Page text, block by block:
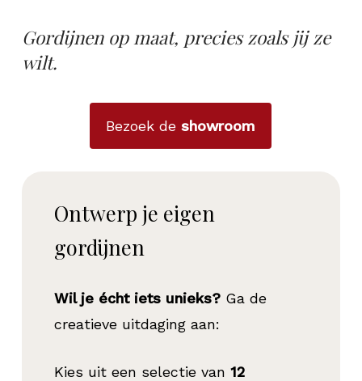
Gordijnen op maat, precies zoals jij ze
wilt.
Bezoek deshowroom
Ontwerp je eigen
gordijnen
Wil je écht iets unieks?Ga de
creatieve uitdaging aan:
Kies uit een selectie van 12